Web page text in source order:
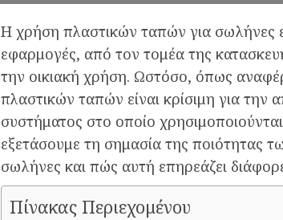
Η χρήση πλαστικών ταπών για σωλήνες
εφαρμογές, από τον τομέα της
την οικιακή χρήση. Ωστόσο, όπως
πλαστικών ταπών είναι κρίσιμη για την
συστήματος στο οποίο
εξετάσουμε τη σημασία της ποιότητας
σωλήνες και πώς αυτή επηρεάζει
Πίνακας Περιεχομένου